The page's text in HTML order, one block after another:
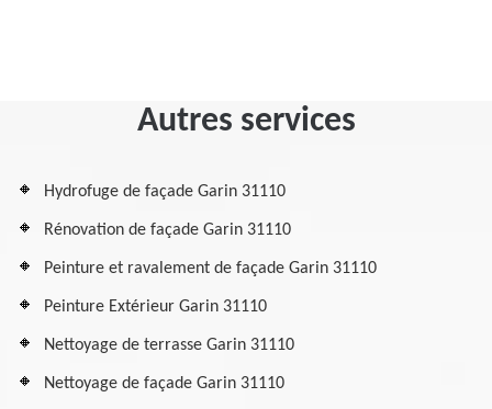
Autres services
Hydrofuge de façade Garin 31110
Rénovation de façade Garin 31110
Peinture et ravalement de façade Garin 31110
Peinture Extérieur Garin 31110
Nettoyage de terrasse Garin 31110
Nettoyage de façade Garin 31110